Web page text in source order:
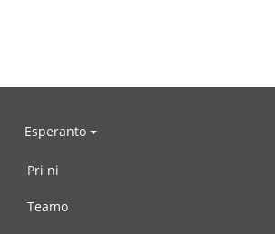
Esperanto
Pri ni
Teamo